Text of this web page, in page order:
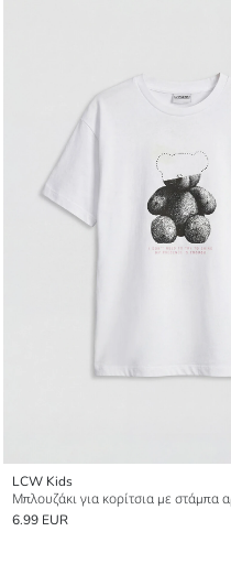
LCW Kids
6.99 EUR